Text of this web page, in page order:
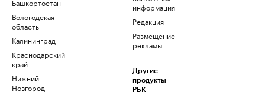
Вологодская
область
Калининград
Краснодарский
край
Нижний
Новгород
информация
Редакция
Размещение
рекламы
Другие
продукты
РБК